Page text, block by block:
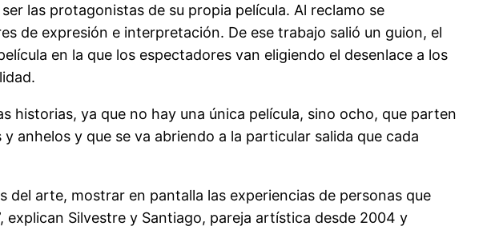
las protagonistas de su propia película. Al reclamo se
de expresión e interpretación. De ese trabajo salió un guion, el
en la que los espectadores van eligiendo el desenlace a los
ya que no hay una única película, sino ocho, que parten
anhelos y que se va abriendo a la particular salida que cada
del arte, mostrar en pantalla las experiencias de personas que
Silvestre y Santiago, pareja artística desde 2004 y